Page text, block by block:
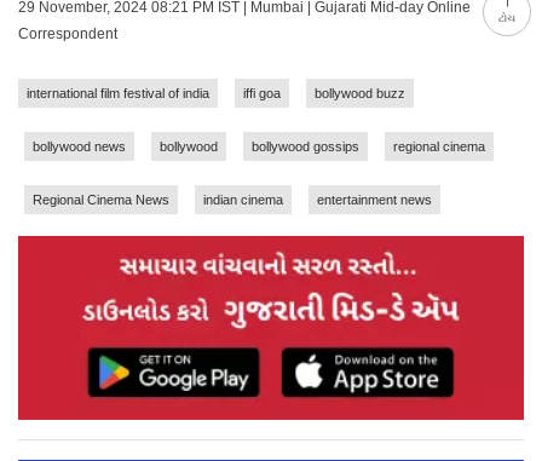
ટોચ
29 November, 2024 08:21 PM IST | Mumbai | Gujarati Mid-day Online
Correspondent
international film festival of india iffi goa bollywood buzz
bollywood news bollywood bollywood gossips regional cinema
Regional Cinema News indian cinema entertainment news